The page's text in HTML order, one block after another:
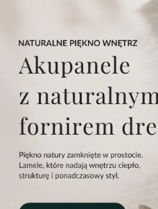
Wybierz coś dla siebie z
zaloguj się, aby
z